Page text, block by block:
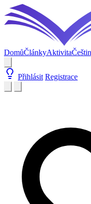
DomůČlánkyAktivita
Přihlásit Registrace